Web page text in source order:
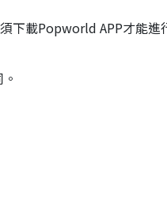
下載Popworld APP才能進